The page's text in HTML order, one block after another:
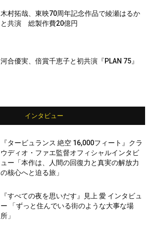
木村拓哉、東映70周年記念作品で綾瀬はるか
と共演 総製作費20億円
河合優実、倍賞千恵子と初共演『PLAN 75』
インタビュー
『タービュランス 絶空 16,000フィート』クラ
ウディオ・ファエ監督オフィシャルインタビ
ュー「本作は、人間の回復力と真実の解放力
の核心へと迫る旅」
『すべての夜を思いだす』見上 愛 インタビュ
ー 「ずっと住んでいる街のような大事な場
所」